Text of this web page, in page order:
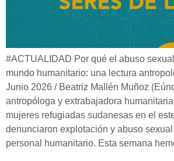
#ACTUALIDAD Por qué el abuso
mundo humanitario: una lectura
Junio 2026 / Beatriz Mallén Muñoz
antropóloga y extrabajadora
mujeres refugiadas sudanesas en el
denunciaron explotación y abuso
personal humanitario. Esta semana